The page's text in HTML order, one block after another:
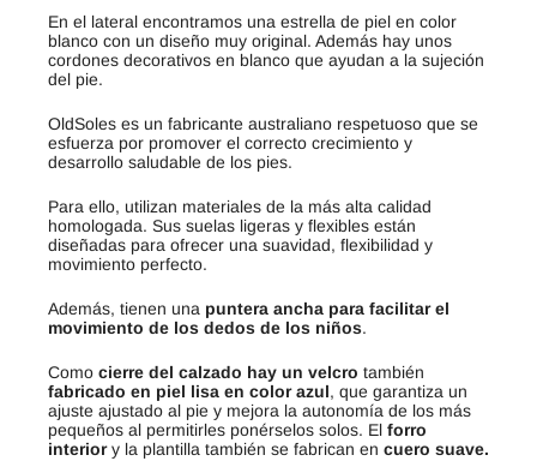
En el lateral encontramos una estrella de piel en color
blanco con un diseño muy original. Además hay unos
cordones decorativos en blanco que ayudan a la sujeción
del pie.
OldSoles es un fabricante australiano respetuoso que se
esfuerza por promover el correcto crecimiento y
desarrollo saludable de los pies.
Para ello, utilizan materiales de la más alta calidad
homologada. Sus suelas ligeras y flexibles están
diseñadas para ofrecer una suavidad, flexibilidad y
movimiento perfecto.
Además, tienen una puntera ancha para facilitar el
movimiento de los dedos de los niños.
Como cierre del calzado hay un velcro también
fabricado en piel lisa en color azul, que garantiza un
ajuste ajustado al pie y mejora la autonomía de los más
pequeños al permitirles ponérselos solos. El forro
interiory la plantilla también se fabrican en cuero suave.